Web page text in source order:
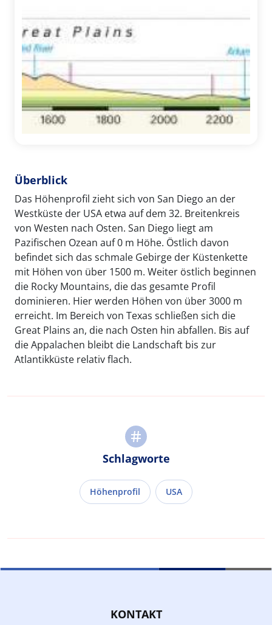
Überblick
Das Höhenprofil zieht sich von San Diego an der
Westküste der USA etwa auf dem 32. Breitenkreis
von Westen nach Osten. San Diego liegt am
Pazifischen Ozean auf 0 m Höhe. Östlich davon
befindet sich das schmale Gebirge der Küstenkette
mit Höhen von über 1500 m. Weiter östlich beginnen
die Rocky Mountains, die das gesamte Profil
dominieren. Hier werden Höhen von über 3000 m
erreicht. Im Bereich von Texas schließen sich die
Great Plains an, die nach Osten hin abfallen. Bis auf
die Appalachen bleibt die Landschaft bis zur
Atlantikküste relativ flach.
Schlagworte
Höhenprofil USA
KONTAKT